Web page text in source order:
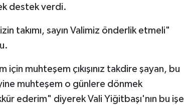
destek verdi.
takımı, sayın Valimiz önderlik etmeli"
muhteşem çıkışınız takdire şayan, bu
muhteşem o günlere dönmek
ederim" diyerek Vali Yiğitbaşı'nın bu işe